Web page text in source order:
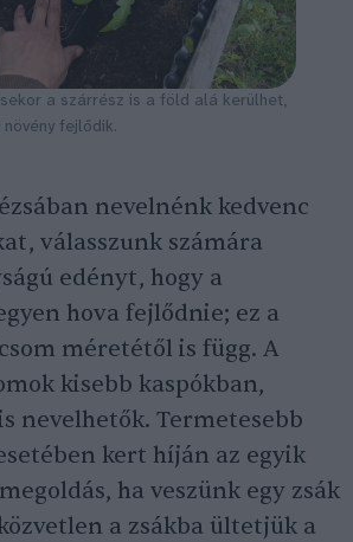
a szárrész is a föld alá kerülhet,
fejlődik.
nevelnénk kedvenc
válasszunk számára
edényt, hogy a
hova fejlődnie; ez a
méretétől is függ. A
kisebb kaspókban,
nevelhetők. Termetesebb
kert híján az egyik
ha veszünk egy zsák
a zsákba ültetjük a